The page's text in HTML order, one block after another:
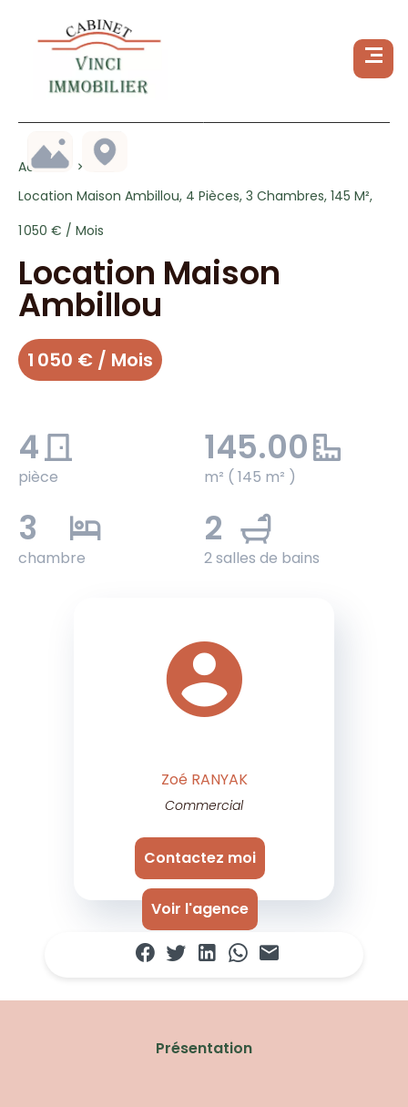
Accueil
Location Maison Ambillou, 4 Pièces, 3 Chambres, 145 M²,
1 050 € / Mois
Location Maison
Ambillou
1 050 € / Mois
4
pièce
145.00
m² ( 145 m² )
3
chambre
2
2 salles de bains
Zoé RANYAK
Commercial
Contactez moi
Voir l'agence
Présentation